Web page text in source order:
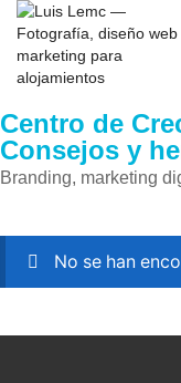
Centro de
Consejos y
Branding, marketing
No se han